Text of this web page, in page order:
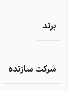
برند
شرکت سازنده